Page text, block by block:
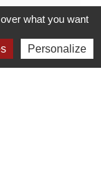
unique open_in_new
what you want
Personalize